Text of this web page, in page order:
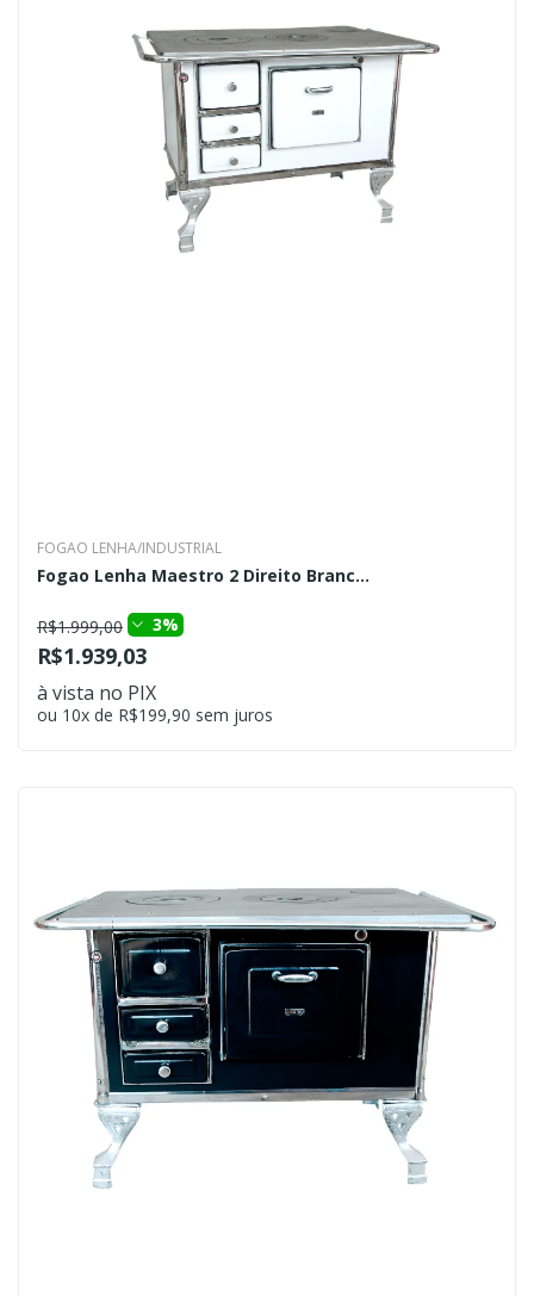
FOGAO LENHA/INDUSTRIAL
Fogao Lenha Maestro 2 Direito Branc...
R$1.999,00 3%
R$1.939,03
à vista no PIX
ou 10x de R$199,90 sem juros